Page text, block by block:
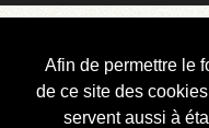
Afin de permettre le
de ce site des
servent aussi à
Courbis, «
Blog Officiel